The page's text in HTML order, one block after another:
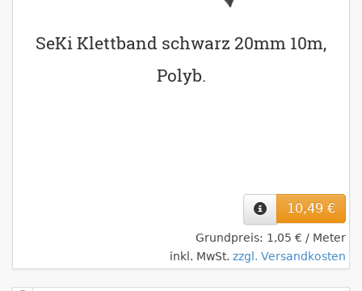
SeKi Klettband schwarz 20mm 10m,
Polyb.
10,49 €
Grundpreis: 1,05 € / Meter
inkl. MwSt. zzgl. Versandkosten